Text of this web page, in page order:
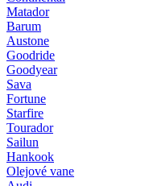
Matador
Barum
Austone
Goodride
Goodyear
Sava
Fortune
Starfire
Tourador
Sailun
Hankook
Olejové vane